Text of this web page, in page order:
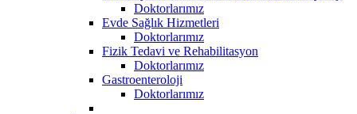
Doktorlarımız
Evde Sağlık Hizmetleri
Doktorlarımız
Fizik Tedavi ve Rehabilitasyon
Doktorlarımız
Gastroenteroloji
Doktorlarımız